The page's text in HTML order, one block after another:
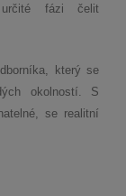
určité fázi čelit
který se
okolností. S
se realitní